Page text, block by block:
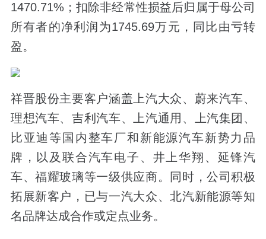
1470.71%；扣除非经常性损益后归属于母公司
所有者的净利润为1745.69万元，同比由亏转
盈。
祥晋股份主要客户涵盖上汽大众、蔚来汽车、
理想汽车、吉利汽车、上汽通用、上汽集团、
比亚迪等国内整车厂和新能源汽车新势力品
牌，以及联合汽车电子、井上华翔、延锋汽
车、福耀玻璃等一级供应商。同时，公司积极
拓展新客户，已与一汽大众、北汽新能源等知
名品牌达成合作或定点业务。